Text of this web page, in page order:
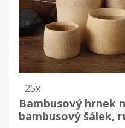
25x
Bambusový hrnek
bambusový šálek,